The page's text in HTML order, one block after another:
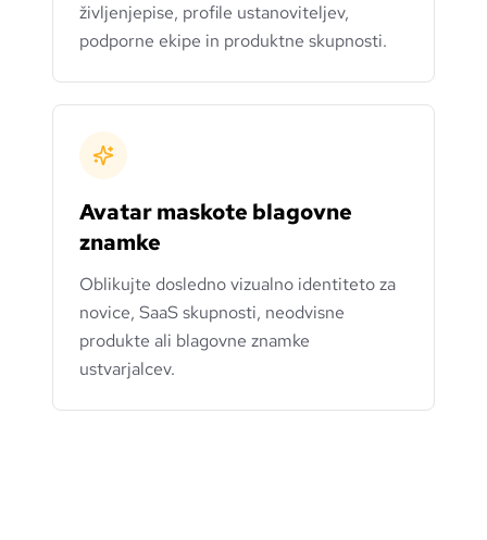
življenjepise, profile ustanoviteljev,
podporne ekipe in produktne skupnosti.
Avatar maskote blagovne
znamke
Oblikujte dosledno vizualno identiteto za
novice, SaaS skupnosti, neodvisne
produkte ali blagovne znamke
ustvarjalcev.